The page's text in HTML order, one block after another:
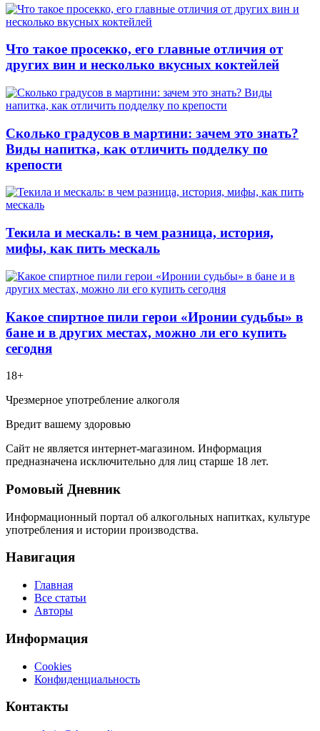
Что такое просекко, его главные отличия от
других вин и несколько вкусных коктейлей
Сколько градусов в мартини: зачем это знать?
Виды напитка, как отличить подделку по
крепости
Текила и мескаль: в чем разница, история,
мифы, как пить мескаль
Какое спиртное пили герои «Иронии судьбы» в
бане и в других местах, можно ли его купить
сегодня
18+
Чрезмерное употребление алкоголя
Вредит вашему здоровью
Сайт не является интернет-магазином. Информация
предназначена исключительно для лиц старше 18 лет.
Ромовый Дневник
Информационный портал об алкогольных напитках, культуре
употребления и истории производства.
Навигация
Главная
Все статьи
Авторы
Информация
Cookies
Конфиденциальность
Контакты